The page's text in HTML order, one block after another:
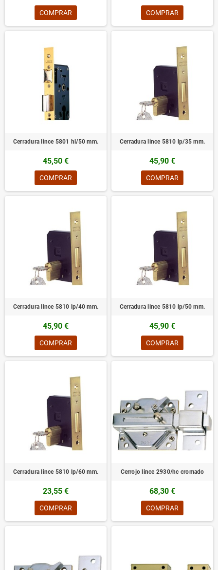
COMPRAR COMPRAR
Cerradura lince 5801 hl/50 mm.
45,50 €
COMPRAR
Cerradura lince 5810 lp/35 mm.
45,90 €
COMPRAR
Cerradura lince 5810 lp/40 mm.
45,90 €
COMPRAR
Cerradura lince 5810 lp/50 mm.
45,90 €
COMPRAR
Cerradura lince 5810 lp/60 mm.
23,55 €
COMPRAR
Cerrojo lince 2930/hc cromado
68,30 €
COMPRAR